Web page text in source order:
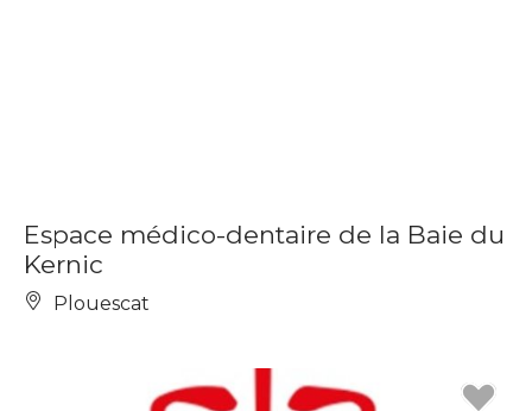
Espace médico-dentaire de la Baie du
Kernic
Plouescat